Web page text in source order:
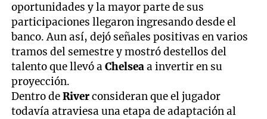
oportunidades y la mayor parte de sus
participaciones llegaron ingresando desde el
banco. Aun así, dejó señales positivas en varios
tramos del semestre y mostró destellos del
talento que llevó aChelseaa invertir en su
proyección.
Dentro deRiverconsideran que el jugador
todavía atraviesa una etapa de adaptación al